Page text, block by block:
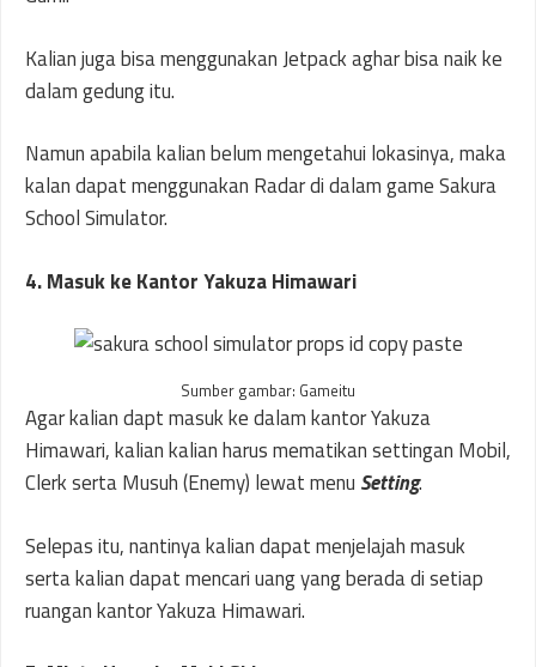
Kalian juga bisa menggunakan Jetpack aghar bisa naik ke
dalam gedung itu.
Namun apabila kalian belum mengetahui lokasinya, maka
kalan dapat menggunakan Radar di dalam game Sakura
School Simulator.
4. Masuk ke Kantor Yakuza Himawari
Sumber gambar: Gameitu
Agar kalian dapt masuk ke dalam kantor Yakuza
Himawari, kalian kalian harus mematikan settingan Mobil,
Clerk serta Musuh (Enemy) lewat menu Setting.
Selepas itu, nantinya kalian dapat menjelajah masuk
serta kalian dapat mencari uang yang berada di setiap
ruangan kantor Yakuza Himawari.